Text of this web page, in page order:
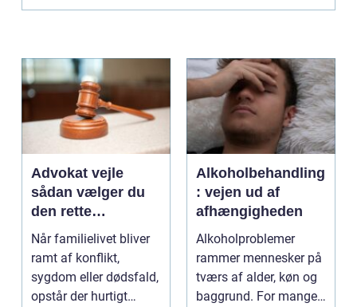
Advokat vejle
sådan vælger du
den rette
familieretsadvokat
Når familielivet bliver
ramt af konflikt,
sygdom eller dødsfald,
opstår der hurtigt
Alkoholbehandling
: vejen ud af
afhængigheden
Alkoholproblemer
rammer mennesker på
tværs af alder, køn og
baggrund. For mange